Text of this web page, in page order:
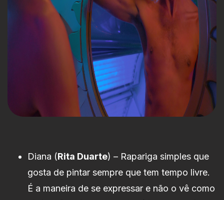
Diana (Rita Duarte) – Rapariga simples que
gosta de pintar sempre que tem tempo livre.
É a maneira de se expressar e não o vê como